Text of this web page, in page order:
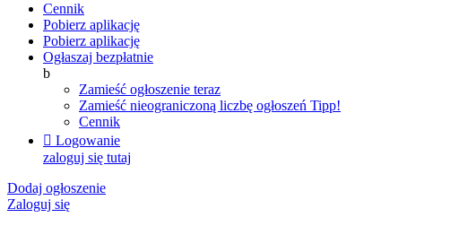
Cennik
Pobierz aplikację
Pobierz aplikację
Ogłaszaj bezpłatnie
b
Zamieść ogłoszenie teraz
Zamieść nieograniczoną liczbę ogłoszeń Tipp!
Cennik
 Logowanie
zaloguj się tutaj
Dodaj ogłoszenie
Zaloguj się